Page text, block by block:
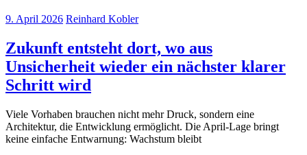
9. April 2026 Reinhard Kobler
Zukunft entsteht dort, wo aus
Unsicherheit wieder ein nächster klarer
Schritt wird
Viele Vorhaben brauchen nicht mehr Druck, sondern eine
Architektur, die Entwicklung ermöglicht. Die April-Lage bringt
keine einfache Entwarnung: Wachstum bleibt